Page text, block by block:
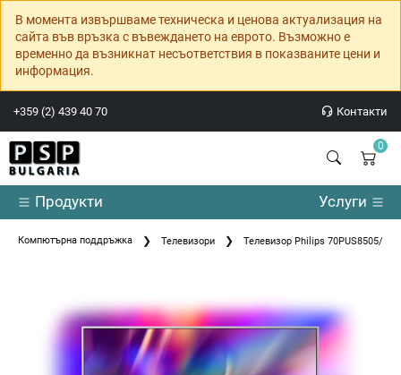
В момента извършваме техническа и ценова актуализация на
сайта във връзка с въвеждането на еврото. Възможно е
временно да възникнат несъответствия в показваните цени и
информация.
+359 (2) 439 40 70 Контакти
0
Продукти Услуги
Компютърна поддръжка Телевизори Телевизор Philips 70PUS8505/12